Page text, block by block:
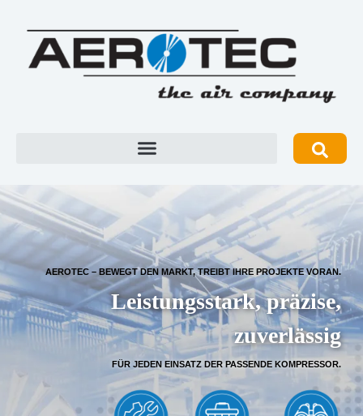
FÜR JEDEN EINSATZ DER PASSENDE KOMPRESSOR.
Leistungsstark, präzise,
zuverlässig
AEROTEC – BEWEGT DEN MARKT, TREIBT IHRE PROJEKTE VORAN.